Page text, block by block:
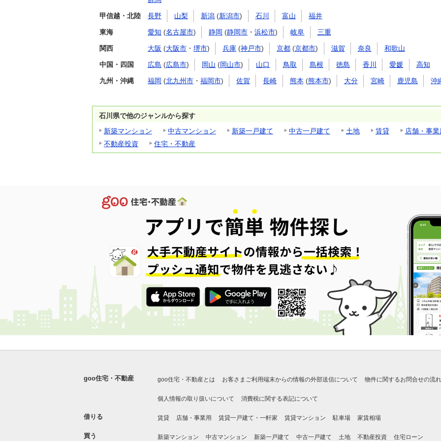
甲信越・北陸 長野 山梨 新潟 (新潟市) 石川 富山 福井
東海 愛知 (名古屋市) 静岡 (静岡市 ・浜松市) 岐阜 三重
関西 大阪 (大阪市 ・ 堺市) 兵庫 (神戸市) 京都 (京都市) 滋賀 奈良 和歌山
中国・四国 広島 (広島市) 岡山 (岡山市) 山口 鳥取 島根 徳島 香川 愛媛 高知
九州・沖縄 福岡 (北九州市 ・ 福岡市) 佐賀 長崎 熊本 (熊本市) 大分 宮崎 鹿児島 沖
石川県で他のジャンルから探す
新築マンション
中古マンション 新築一戸建て 中古一戸建て 土地 賃貸
店舗・事業
不動産投資
住宅・不動産
goo住宅・不動産 goo住宅・不動産とは お客さまご利用端末からの情報の外部送信について 物件に関するお問合せの流れ
個人情報の取り扱いについて 消費税に関する表記について
借りる 賃貸 店舗・事業用 賃貸一戸建て・一軒家 賃貸マンション 駐車場 家賃相場
買う 新築マンション 中古マンション 新築一戸建て 中古一戸建て 土地 不動産投資 住宅ローン